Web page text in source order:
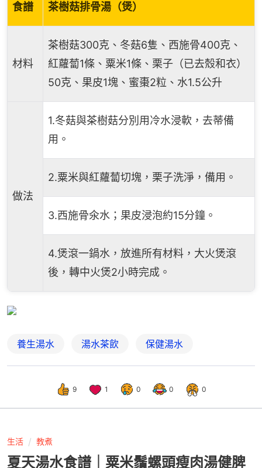
食譜 茶樹菇排骨湯（煲）
材料
茶樹菇300克、冬菇6隻、西施骨400克、
紅蘿蔔1條、粟米1條、栗子（已去殼和衣）
50克、果皮1塊、蜜棗2粒、水1.5公升
做法
1.冬菇與茶樹菇分別用冷水浸軟，去蒂備
用。
2.粟米與紅蘿蔔切塊，栗子洗淨，備用。
3.西施骨氽水；果皮浸泡約15分鐘。
4.煲滾一鍋水，放進所有材料，大火煲滾
後，轉中火煲2小時完成。
養生湯水 湯水茶飲 保健湯水
9 1 0 0 0
生活 教煮
夏天湯水食譜｜粟米鬚螺頭瘦肉湯健脾